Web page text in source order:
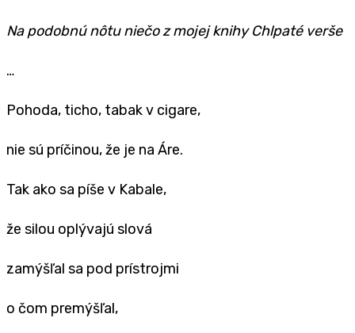
Na podobnú nôtu niečo z mojej knihy Chlpaté verše
…
Pohoda, ticho, tabak v cigare,
nie sú príčinou, že je na Áre.
Tak ako sa píše v Kabale,
že silou oplývajú slová
zamýšľal sa pod prístrojmi
o čom premýšľal,